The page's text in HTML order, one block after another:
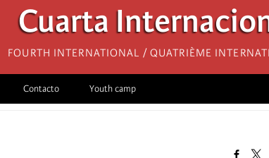
Cuarta
Fourth International / Quatrième
Contacto Youth camp